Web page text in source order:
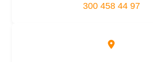
300 458 44 97